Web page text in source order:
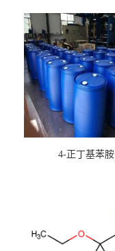
4-正丁基苯胺